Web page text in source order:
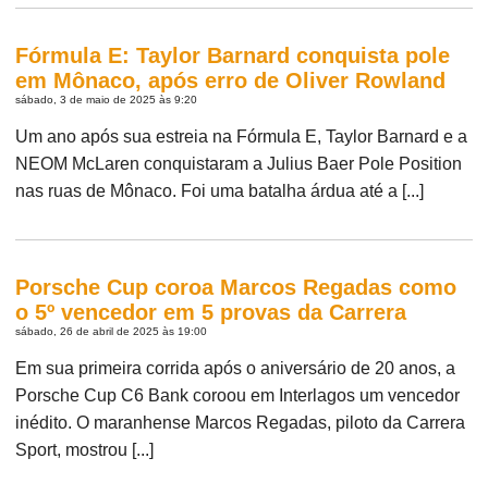
Fórmula E: Taylor Barnard conquista pole
em Mônaco, após erro de Oliver Rowland
sábado, 3 de maio de 2025 às 9:20
Um ano após sua estreia na Fórmula E, Taylor Barnard e a
NEOM McLaren conquistaram a Julius Baer Pole Position
nas ruas de Mônaco. Foi uma batalha árdua até a [...]
Porsche Cup coroa Marcos Regadas como
o 5º vencedor em 5 provas da Carrera
sábado, 26 de abril de 2025 às 19:00
Em sua primeira corrida após o aniversário de 20 anos, a
Porsche Cup C6 Bank coroou em Interlagos um vencedor
inédito. O maranhense Marcos Regadas, piloto da Carrera
Sport, mostrou [...]